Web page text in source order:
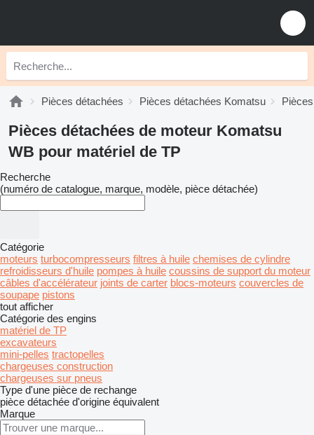
Pièces détachées Pièces détachées Komatsu
Pièces détachées de moteur Komatsu
WB pour matériel de TP
Recherche
(numéro de catalogue, marque, modèle, pièce détachée)
Catégorie
moteurs turbocompresseurs filtres à huile chemises de cylindre
refroidisseurs d'huile pompes à huile coussins de support du moteur
câbles d'accélérateur joints de carter blocs-moteurs couvercles de
soupape pistons
tout afficher
Catégorie des engins
matériel de TP
excavateurs
mini-pelles tractopelles
chargeuses construction
chargeuses sur pneus
Type d'une pièce de rechange
pièce détachée d'origine équivalent
Marque